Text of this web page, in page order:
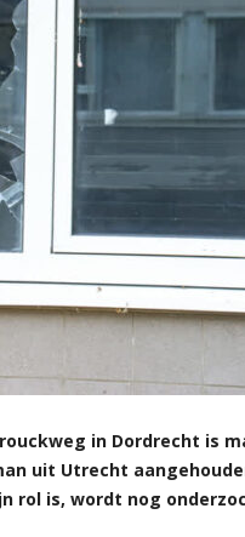
in Dordrecht is
uit Utrecht
rol is, wordt nog